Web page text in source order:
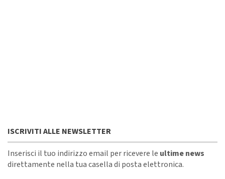
ISCRIVITI ALLE NEWSLETTER
Inserisci il tuo indirizzo email per ricevere le ultime news
direttamente nella tua casella di posta elettronica.